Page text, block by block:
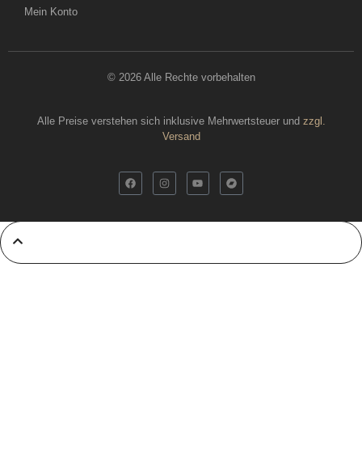
Mein Konto
© 2026 Alle Rechte vorbehalten
Alle Preise verstehen sich inklusive Mehrwertsteuer und zzgl.
Versand